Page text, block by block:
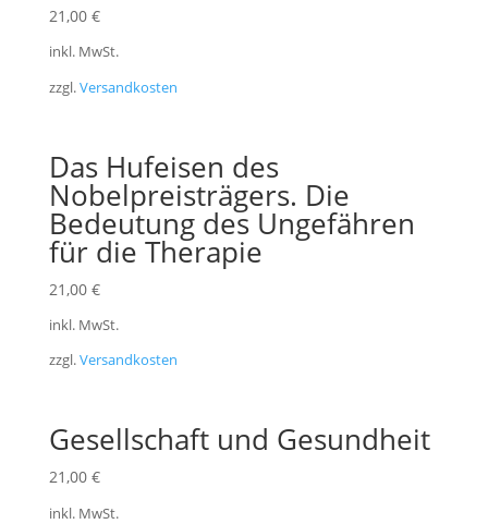
21,00 €
inkl. MwSt.
zzgl.Versandkosten
Das Hufeisen des
Nobelpreisträgers. Die
Bedeutung des Ungefähren
für die Therapie
21,00 €
inkl. MwSt.
zzgl.Versandkosten
Gesellschaft und Gesundheit
21,00 €
inkl. MwSt.